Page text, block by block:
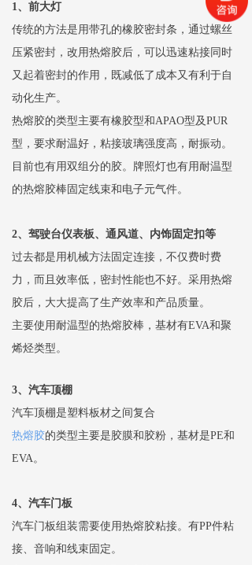
1、前大灯
传统的方法是用带孔的橡胶密封条，通过螺丝
压紧密封，改用热熔胶后，可以迅速粘接同时
又起着密封的作用，既减低了成本又有利于自
动化生产。
热熔胶的类型主要有橡胶型和APAO型及PUR
型，要求耐温好，粘接玻璃强度高，耐振动。
目前也有用双组分的胶。牌照灯也有用耐温型
的热熔胶棒固定线束和电子元气件。
2、驾驶台仪表板、通风道、内饰固定扣等
过去都是用机械方法固定连接，不仅费时费
力，而且效率低，密封性能也不好。采用热熔
胶后，大大提高了生产效率和产品质量。
主要使用耐温型的热熔胶棒，基材有EVA和聚
烯烃类型。
3、汽车顶棚
汽车顶棚是塑料板材之间复合
热熔胶的类型主要是胶膜和胶粉，基材是PE和
EVA。
4、汽车门板
汽车门板组装需要使用热熔胶粘接。有PP件粘
接、音响和线束固定。